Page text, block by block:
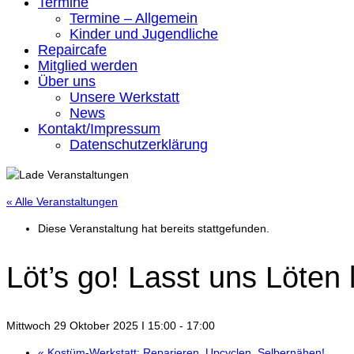
Termine – Allgemein
Kinder und Jugendliche
Repaircafe
Mitglied werden
Über uns
Unsere Werkstatt
News
Kontakt/Impressum
Datenschutzerklärung
« Alle Veranstaltungen
Diese Veranstaltung hat bereits stattgefunden.
Löt’s go! Lasst uns Löten
Mittwoch 29 Oktober 2025 I 15:00 - 17:00